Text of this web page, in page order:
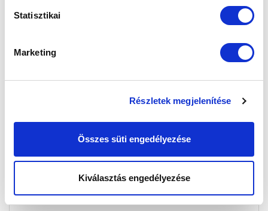
Statisztikai
Marketing
Részletek megjelenítése
Összes süti engedélyezése
Kiválasztás engedélyezése
2026-07-04 12:45:21
Jól sikerült NB III-as együttesünk első felkészülési